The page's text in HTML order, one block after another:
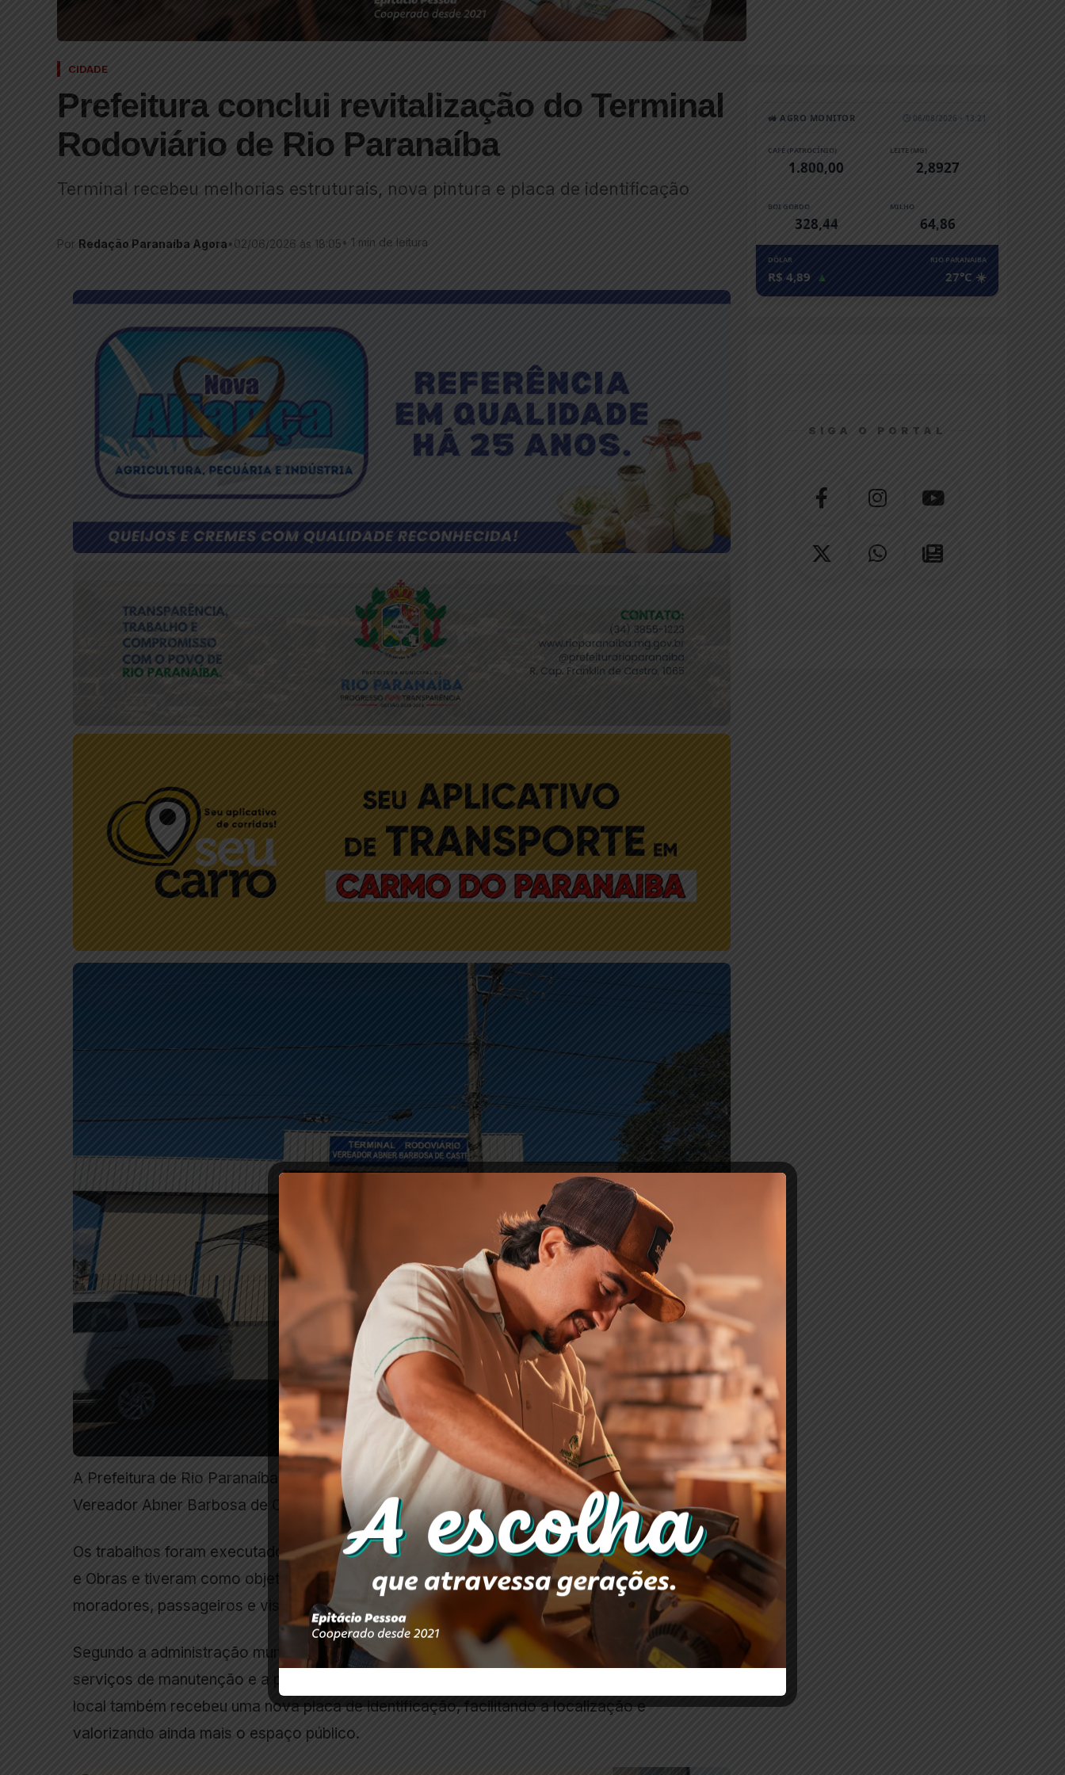
CIDADE
Prefeitura conclui revitalização do Terminal
Rodoviário de Rio Paranaíba
Terminal recebeu melhorias estruturais, nova pintura e placa de identificação
Por Redação Paranaíba Agora•02/06/2026 às 18:05• 1 min de leitura
A Prefeitura de Rio Paranaíba concluiu as obras de revitalização do Terminal Rodoviário
Vereador Abner Barbosa de Castro, conhecido como Rodoviária Municipal.
Os trabalhos foram executados por meio da Secretaria Municipal de Infraestrutura, Transporte
e Obras e tiveram como objetivo melhorar as condições do espaço utilizado diariamente por
moradores, passageiros e visitantes que chegam ao município.
Segundo a administração municipal, as intervenções incluíram reformas na estrutura do prédio,
serviços de manutenção e a pintura completa das áreas internas e externas do terminal. O
local também recebeu uma nova placa de identificação, facilitando a localização e
valorizando ainda mais o espaço público.
🚜 AGRO MONITOR 🕒 06/08/2026 • 13:21
CAFÉ (PATROCÍNIO)
1.800,00
LEITE (MG)
2,8927
BOI GORDO
328,44
MILHO
64,86
DÓLAR
R$ 4,89 ▲
RIO PARANAíBA
27°C ☀️
SIGA O PORTAL